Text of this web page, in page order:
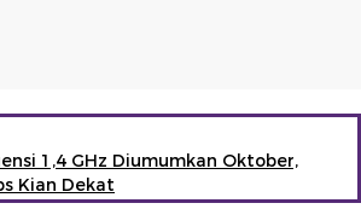
1,4 GHz Diumumkan Oktober,
Kian Dekat